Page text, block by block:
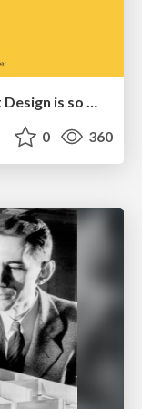
Breaking role norms: Why Content Design is so much more than writing copy - Taylor Woolridge
0 360